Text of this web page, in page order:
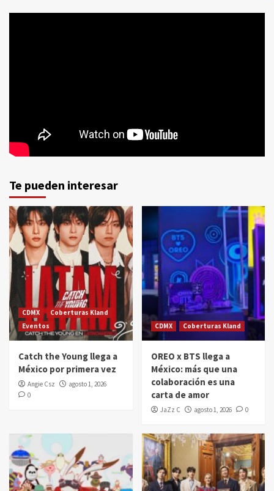
Te pueden interesar
CDMX
Coberturas Kland
Eventos
Catch the Young llega a
México por primera vez
Angie Csz
agosto 1, 2026
0
CDMX Coberturas Kland
OREO x BTS llega a
México: más que una
colaboración es una
carta de amor
JaZz C agosto 1, 2026 0